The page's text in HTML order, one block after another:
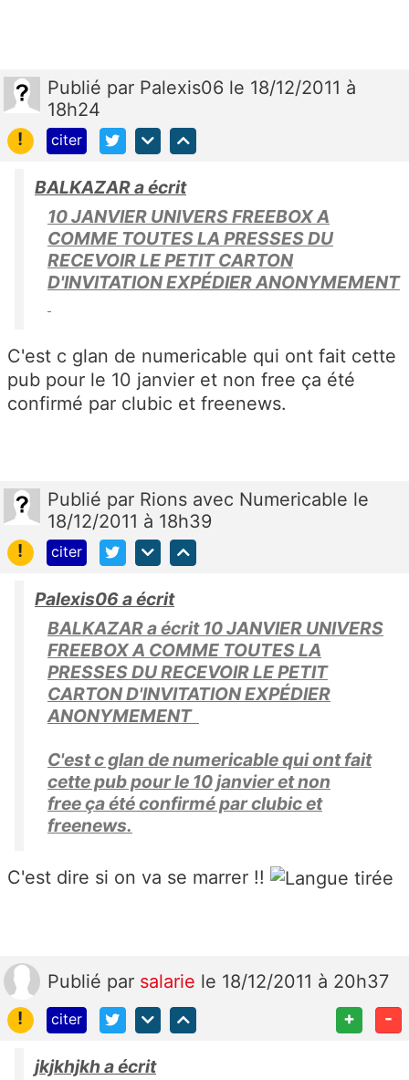
Publié par Palexis06 le 18/12/2011 à
18h24
!
citer
BALKAZAR a écrit
10 JANVIER UNIVERS FREEBOX A
COMME TOUTES LA PRESSES DU
RECEVOIR LE PETIT CARTON
D'INVITATION EXPÉDIER ANONYMEMENT
C'est c glan de numericable qui ont fait cette
pub pour le 10 janvier et non free ça été
confirmé par clubic et freenews.
Publié par Rions avec Numericable le
18/12/2011 à 18h39
!
citer
Palexis06 a écrit
BALKAZAR a écrit 10 JANVIER UNIVERS
FREEBOX A COMME TOUTES LA
PRESSES DU RECEVOIR LE PETIT
CARTON D'INVITATION EXPÉDIER
ANONYMEMENT
C'est c glan de numericable qui ont fait
cette pub pour le 10 janvier et non
free ça été confirmé par clubic et
freenews.
C'est dire si on va se marrer !!
Publié par salarie le 18/12/2011 à 20h37
!
citer + -
jkjkhjkh a écrit